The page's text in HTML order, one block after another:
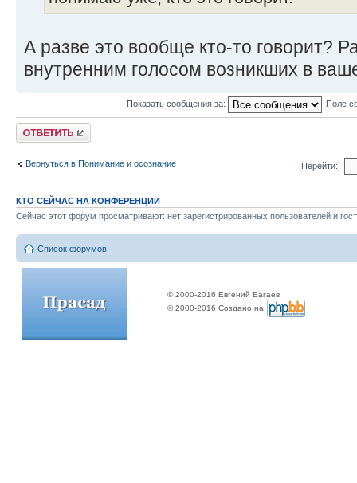
А разве это вообще кто-то говорит?
внутренним голосом возникших в
Показать сообщения за: Поле
Ответить
Вернуться в Понимание и осознание Перейти:
КТО СЕЙЧАС НА КОНФЕРЕНЦИИ
Сейчас этот форум просматривают: нет зарегистрированных пользователей и
Список форумов
© 2000-2016 Евгений Багаев
© 2000-2016 Создано на